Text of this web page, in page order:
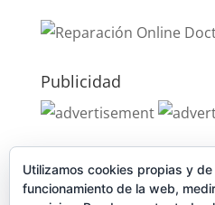
Publicidad
Publicidad
Utilizamos cookies propias y
funcionamiento de la web,